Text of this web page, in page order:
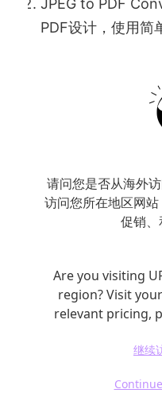
请问您是否从海外
访问您所在地区网站
促销、
Are you visiting
region? Visit
relevant pricing,
继续
JPEG to PDF
PDF设计，使用简
PDF，支持文字识
在进行图片转PDF
意，以确保最终生成
检查图片质量
在转换之前，请确
高。如果源文件过
度、分辨率较高的